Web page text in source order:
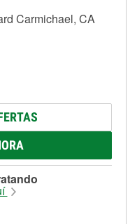
Carmichael, CA